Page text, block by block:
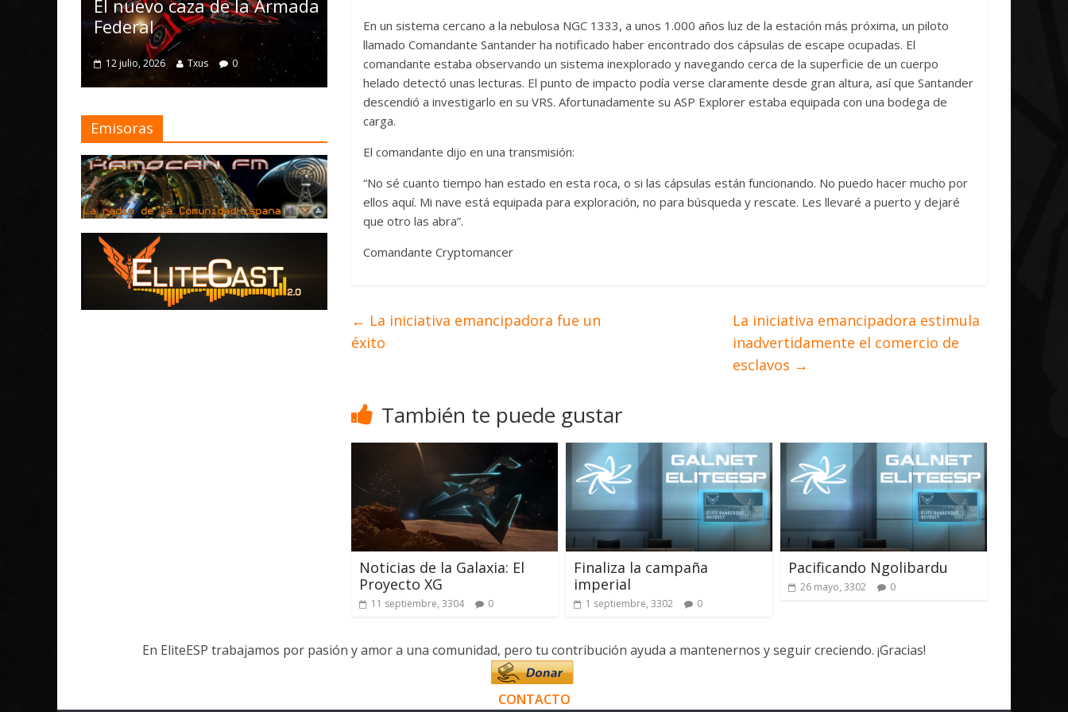
En un sistema cercano a la nebulosa NGC 1333, a unos 1.000 años luz de la estación más próxima, un piloto
llamado Comandante Santander ha notificado haber encontrado dos cápsulas de escape ocupadas. El
comandante estaba observando un sistema inexplorado y navegando cerca de la superficie de un cuerpo
helado detectó unas lecturas. El punto de impacto podía verse claramente desde gran altura, así que Santander
descendió a investigarlo en su VRS. Afortunadamente su ASP Explorer estaba equipada con una bodega de
carga.
El comandante dijo en una transmisión:
“No sé cuanto tiempo han estado en esta roca, o si las cápsulas están funcionando. No puedo hacer mucho por
ellos aquí. Mi nave está equipada para exploración, no para búsqueda y rescate. Les llevaré a puerto y dejaré
que otro las abra”.
Comandante Cryptomancer
← La iniciativa emancipadora fue un
éxito
La iniciativa emancipadora estimula
inadvertidamente el comercio de
esclavos →
También te puede gustar
Noticias de la Galaxia: El
Proyecto XG
11 septiembre, 3304 0
Finaliza la campaña
imperial
1 septiembre, 3302 0
Pacificando Ngolibardu
26 mayo, 3302 0
caza de la Armada
mejoras
4 julio, 2026 Txus 0
Mayo de 2026
28 mayo, 2026 Txus 0
14 abril, 2026 Txus 0
Emisoras
En EliteESP trabajamos por pasión y amor a una comunidad, pero tu contribución ayuda a mantenernos y seguir creciendo. ¡Gracias!
CONTACTO